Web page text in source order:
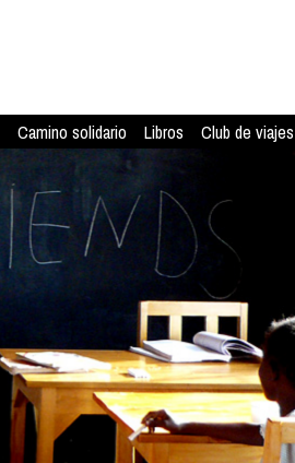
Camino solidario Libros Club de viajes